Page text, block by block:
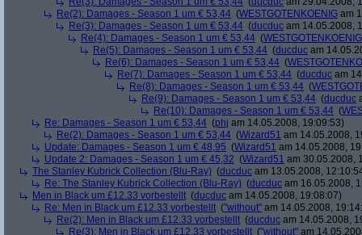
Re(2): Damages - Season 1 um € 53,44 (WESTGOTENKOENIG am
Re(3): Damages - Season 1 um € 53,44 (ducduc am 14.05.2008,
Re(4): Damages - Season 1 um € 53,44 (WESTGOTENKOENIG
Re(5): Damages - Season 1 um € 53,44 (ducduc am
Re(6): Damages - Season 1 um € 53,44 (
Re(7): Damages - Season 1 um € 53,44 (ducduc am
Re(8): Damages - Season 1 um € 53,44 (
Re(9): Damages - Season 1 um € 53,44 (ducduc
Re(10): Damages - Season 1 um € 53,44 (
Re: Damages - Season 1 um € 53,44 (phj am 14.05.2008, 19:09:53)
Re(2): Damages - Season 1 um € 53,44 (Wizard51 am 14.05.2008,
Update: Damages - Season 1 um € 48,95 (Wizard51 am 14.05.2008,
Update 2: Damages - Season 1 um € 45,32 (Wizard51 am 30.05.2008,
The Stanley Kubrick Collection (Blu-Ray) (ducduc am 13.05.2008,
Re: The Stanley Kubrick Collection (Blu-Ray) (ducduc am 16.05.2008,
Men in Black um £12.33 vorbestellt (ducduc am 14.05.2008, 19:08:07)
Re: Men in Black um £12.33 vorbestellt ("without" am 14.05.2008,
Re(2): Men in Black um £12.33 vorbestellt (ducduc am 14.05.2008,
Re(3): Men in Black um £12.33 vorbestellt ("without" am